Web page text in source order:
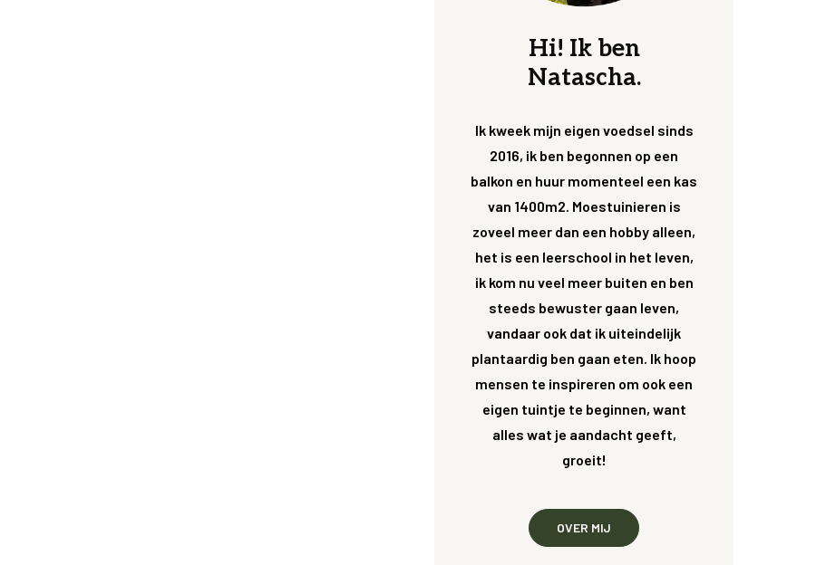
Hi! Ik ben
Natascha.
Ik kweek mijn eigen voedsel sinds
2016, ik ben begonnen op een
balkon en huur momenteel een kas
van 1400m2. Moestuinieren is
zoveel meer dan een hobby alleen,
het is een leerschool in het leven,
ik kom nu veel meer buiten en ben
steeds bewuster gaan leven,
vandaar ook dat ik uiteindelijk
plantaardig ben gaan eten. Ik hoop
mensen te inspireren om ook een
eigen tuintje te beginnen, want
alles wat je aandacht geeft,
groeit!
OVER MIJ